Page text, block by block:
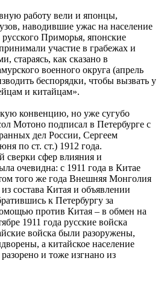
работу вели и японцы,
наводившие ужас на население
Приморья, японские
участие в грабежах и
стараясь, как сказано в
военного округа (апрель
беспорядки, чтобы вызвать у
и китайцам».
конвенцию, но уже сугубо
Мотоно подписал в Петербурге с
дел России, Сергеем
по ст. ст.) 1912 года.
сверки сфер влияния и
очевидна: с 1911 года в Китае
того же года Внешняя Монголия
состава Китая и объявлении
к Петербургу за
против Китая – в обмен на
1911 года русские войска
войска были разоружены,
а китайское население
и тоже изгнано из